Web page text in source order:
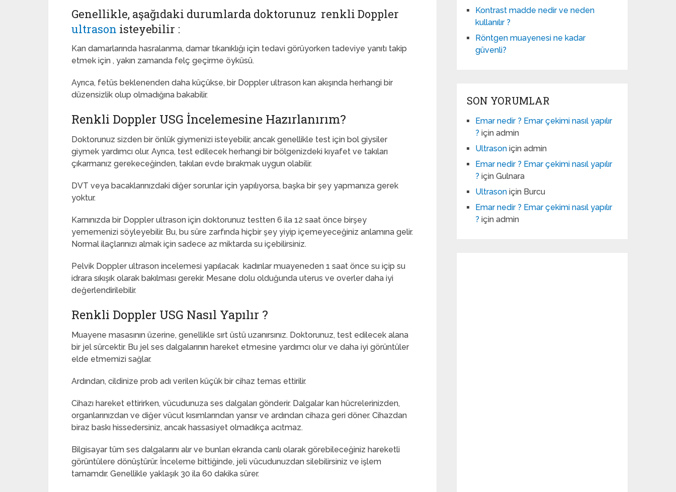
Genellikle, aşağıdaki durumlarda doktorunuz renkli Doppler
ultrason isteyebilir :
Kan damarlarında hasralanma, damar tıkanıklığı için tedavi görüyorken tadeviye yanıtı takip
etmek için , yakın zamanda felç geçirme öyküsü.
Ayrıca, fetüs beklenenden daha küçükse, bir Doppler ultrason kan akışında herhangi bir
düzensizlik olup olmadığına bakabilir.
Renkli Doppler USG İncelemesine Hazırlanırım?
Doktorunuz sizden bir önlük giymenizi isteyebilir, ancak genellikle test için bol giysiler
giymek yardımcı olur. Ayrıca, test edilecek herhangi bir bölgenizdeki kıyafet ve takıları
çıkarmanız gerekeceğinden, takıları evde bırakmak uygun olabilir.
DVT veya bacaklarınızdaki diğer sorunlar için yapılıyorsa, başka bir şey yapmanıza gerek
yoktur.
Karnınızda bir Doppler ultrason için doktorunuz testten 6 ila 12 saat önce birşey
yememenizi söyleyebilir. Bu, bu süre zarfında hiçbir şey yiyip içemeyeceğiniz anlamına gelir.
Normal ilaçlarınızı almak için sadece az miktarda su içebilirsiniz.
Pelvik Doppler ultrason incelemesi yapılacak kadınlar muayeneden 1 saat önce su içip su
idrara sıkışık olarak bakılması gerekir. Mesane dolu olduğunda uterus ve overler daha iyi
değerlendirilebilir.
Renkli Doppler USG Nasıl Yapılır ?
Muayene masasının üzerine, genellikle sırt üstü uzanırsınız. Doktorunuz, test edilecek alana
bir jel sürcektir. Bu jel ses dalgalarının hareket etmesine yardımcı olur ve daha iyi görüntüler
elde etmemizi sağlar.
Ardından, cildinize prob adı verilen küçük bir cihaz temas ettirilir.
Cihazı hareket ettirirken, vücudunuza ses dalgaları gönderir. Dalgalar kan hücrelerinizden,
organlarınızdan ve diğer vücut kısımlarından yansır ve ardından cihaza geri döner. Cihazdan
biraz baskı hissedersiniz, ancak hassasiyet olmadıkça acıtmaz.
Bilgisayar tüm ses dalgalarını alır ve bunları ekranda canlı olarak görebileceğiniz hareketli
görüntülere dönüştürür. İnceleme bittiğinde, jeli vücudunuzdan silebilirsiniz ve işlem
tamamdır. Genellikle yaklaşık 30 ila 60 dakika sürer.
Kontrast madde nedir ve neden
kullanılır ?
Röntgen muayenesi ne kadar
güvenli?
SON YORUMLAR
Emar nedir ? Emar çekimi nasıl yapılır
? içinadmin
Ultrason içinadmin
Emar nedir ? Emar çekimi nasıl yapılır
? içinGulnara
Ultrason için Burcu
Emar nedir ? Emar çekimi nasıl yapılır
? içinadmin